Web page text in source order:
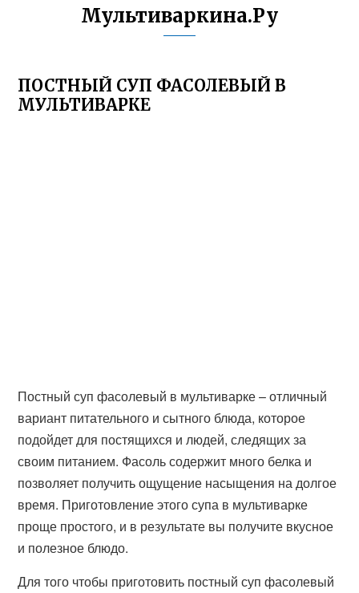
Мультиваркина.Ру
ПОСТНЫЙ СУП ФАСОЛЕВЫЙ В
МУЛЬТИВАРКЕ
Постный суп фасолевый в мультиварке – отличный
вариант питательного и сытного блюда, которое
подойдет для постящихся и людей, следящих за
своим питанием. Фасоль содержит много белка и
позволяет получить ощущение насыщения на долгое
время. Приготовление этого супа в мультиварке
проще простого, и в результате вы получите вкусное
и полезное блюдо.
Для того чтобы приготовить постный суп фасолевый